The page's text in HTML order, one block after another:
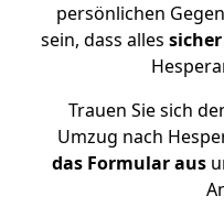
persönlichen
sein, dass alles
Trauen Sie sich
Umzug nach
das Formular aus